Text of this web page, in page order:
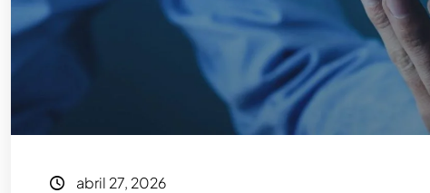
abril 27, 2026